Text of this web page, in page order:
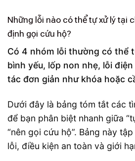
Những lỗi nào có thể tự xử lý tại
định gọi cứu hộ?
Có 4 nhóm lỗi thường có thể
bình yếu, lốp non nhẹ, lỗi
tác đơn giản như khóa hoặc
Dưới đây là bảng tóm tắt các
để bạn phân biệt nhanh giữa
“nên gọi cứu hộ”. Bảng này
lỗi, điều kiện an toàn và giới